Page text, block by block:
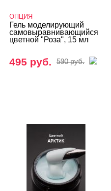
ОПЦИЯ
Гель моделирующий
самовыравнивающийся
цветной "Роза", 15 мл
495 руб. 590 руб.